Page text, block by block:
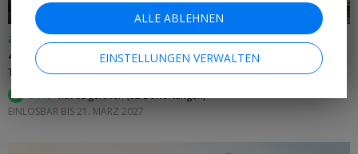
ab 275 € p.P.
4 Tage Sylt mit Apartment & HP
TUI BLUE • NORDSEE
91% hat es gefallen (92 Bewertungen)
EINLÖSBAR BIS 21. MÄRZ 2027
ALLE ABLEHNEN
EINSTELLUNGEN VERWALTEN